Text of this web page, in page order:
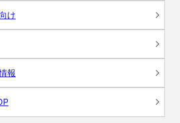
け
報